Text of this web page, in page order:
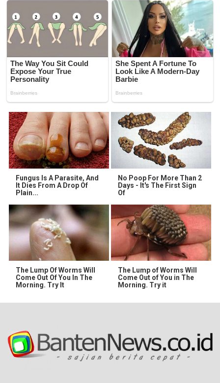
Fungus Is A Parasite, And
It Dies From A Drop Of
Plain...
No Poop For More Than 2
Days - It's The First Sign
Of
The Lump Of Worms Will
Come Out Of You In The
Morning. Try It
The Lump of Worms Will
Come Out of You in The
Morning. Try it